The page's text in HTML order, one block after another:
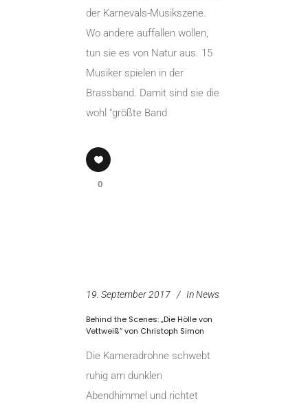
der Karnevals-Musikszene.
Wo andere auffallen wollen,
tun sie es von Natur aus. 15
Musiker spielen in der
Brassband. Damit sind sie die
wohl "größte Band
0
19. September 2017 InNews
Behind the Scenes: „Die Hölle von
Vettweiß“ von Christoph Simon
Die Kameradrohne schwebt
ruhig am dunklen
Abendhimmel und richtet